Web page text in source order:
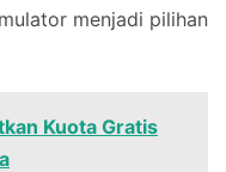
menjadi pilihan
Kuota Gratis